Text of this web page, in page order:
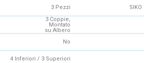
3 Pezzi SIKO
3 Coppie,
Montato
su Albero
No
4 Inferiori / 3 Superiori